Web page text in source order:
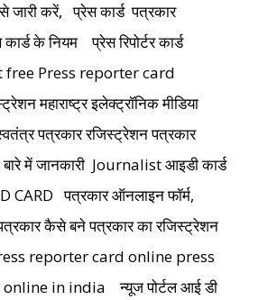
जारी करें, प्रेस कार्ड पत्रकार
के नियम
प्रेस रिपोर्टर कार्ड
free Press reporter card
महाराष्ट्र इलेक्ट्रॉनिक मीडिया
पत्रकार रजिस्ट्रेशन पत्रकार
में जानकारी Journalist आइडी कार्ड
CARD पत्रकार ऑनलाइन फॉर्म,
पत्रकार कैसे बने पत्रकार का रजिस्ट्रेशन
reporter card online press
in india
न्यूज पोर्टल आई डी